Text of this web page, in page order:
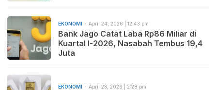
EKONOMI April 24, 2026 | 12:43 pm
Bank Jago Catat Laba Rp86 Miliar di
Kuartal I-2026, Nasabah Tembus 19,4
Juta
EKONOMI April 23, 2026 | 2:28 pm